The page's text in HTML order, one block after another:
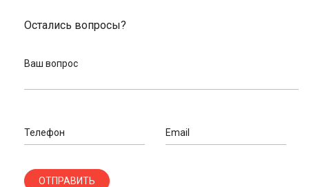
Остались вопросы?
Ваш вопрос
Телефон Email
ОТПРАВИТЬ